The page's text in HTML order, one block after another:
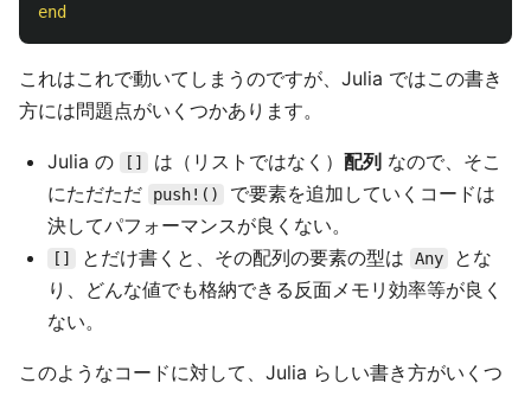
end
これはこれで動いてしまうのですが、Julia ではこの書き
方には問題点がいくつかあります。
Julia の [] は（リストではなく） 配列 なので、そこ
にただただ
push!()
で要素を追加していくコードは
決してパフォーマンスが良くない。
[] とだけ書くと、その配列の要素の型は Any
とな
り、どんな値でも格納できる反面メモリ効率等が良く
ない。
このようなコードに対して、Julia らしい書き方がいくつ